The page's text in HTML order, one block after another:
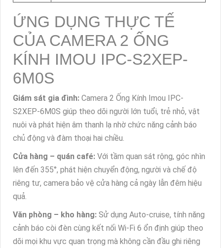
ỨNG DỤNG THỰC TẾ
CỦA CAMERA 2 ỐNG
KÍNH IMOU IPC-S2XEP-
6M0S
Giám sát gia đình: Camera 2 Ống Kính Imou IPC-
S2XEP-6M0S giúp theo dõi người lớn tuổi, trẻ nhỏ, vật
nuôi và phát hiện âm thanh lạ nhờ chức năng cảnh báo
chủ động và đàm thoại hai chiều.
Cửa hàng – quán café: Với tầm quan sát rộng, góc nhìn
lên đến 355°, phát hiện chuyển động, người và chế độ
riêng tư, camera bảo vệ cửa hàng cả ngày lẫn đêm hiệu
quả.
Văn phòng – kho hàng: Sử dụng Auto-cruise, tính năng
cảnh báo còi đèn cùng kết nối Wi-Fi 6 ổn định giúp theo
dõi mọi khu vực quan trọng mà không cần đầu ghi riêng